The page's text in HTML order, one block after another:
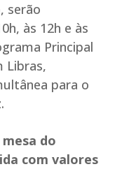
serão
às 12h e às
Principal
Libras,
para o
do
com valores